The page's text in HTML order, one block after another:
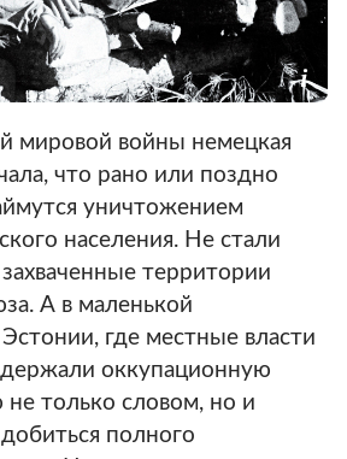
мировой войны немецкая
что рано или поздно
уничтожением
населения. Не стали
территории
А в маленькой
где местные власти
оккупационную
только словом, но и
полного